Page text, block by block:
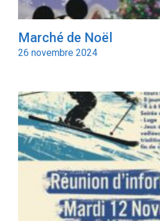
Marché de Noël
26 novembre 2024